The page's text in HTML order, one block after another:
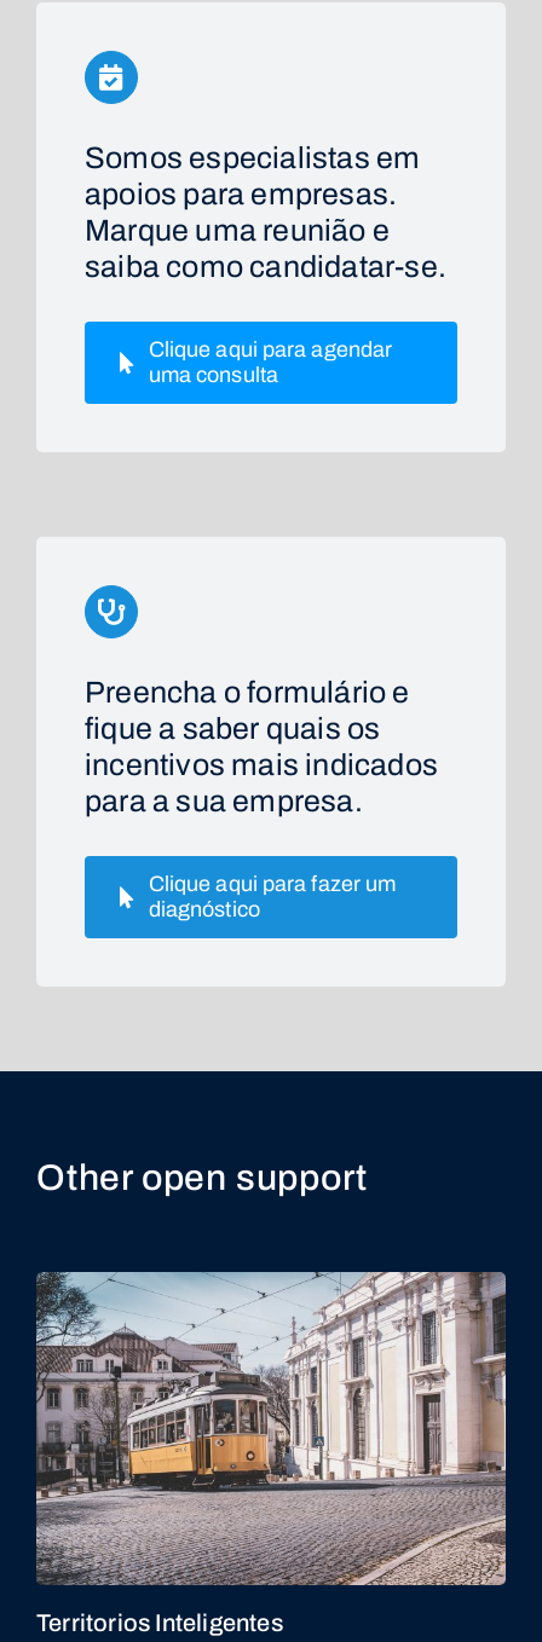
Somos especialistas em
apoios para empresas.
Marque uma reunião e
saiba como candidatar-se.
Clique aqui para agendar
uma consulta
Preencha o formulário e
fique a saber quais os
incentivos mais indicados
para a sua empresa.
Clique aqui para fazer um
diagnóstico
Other open support
Territorios Inteligentes